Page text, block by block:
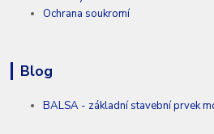
Ochrana soukromí
Blog
BALSA - základní stavební prvek